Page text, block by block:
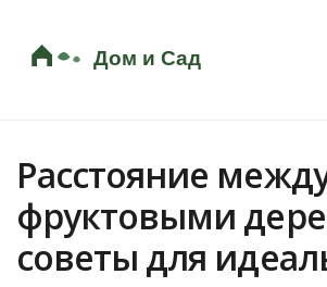
Расстояние
фруктовыми
советы для